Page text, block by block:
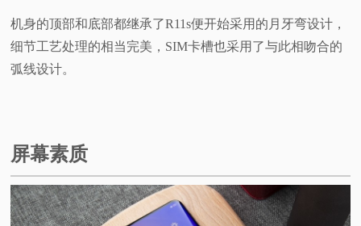
机身的顶部和底部都继承了R11s便开始采用的月牙弯设计，
细节工艺处理的相当完美，SIM卡槽也采用了与此相吻合的
弧线设计。
屏幕素质